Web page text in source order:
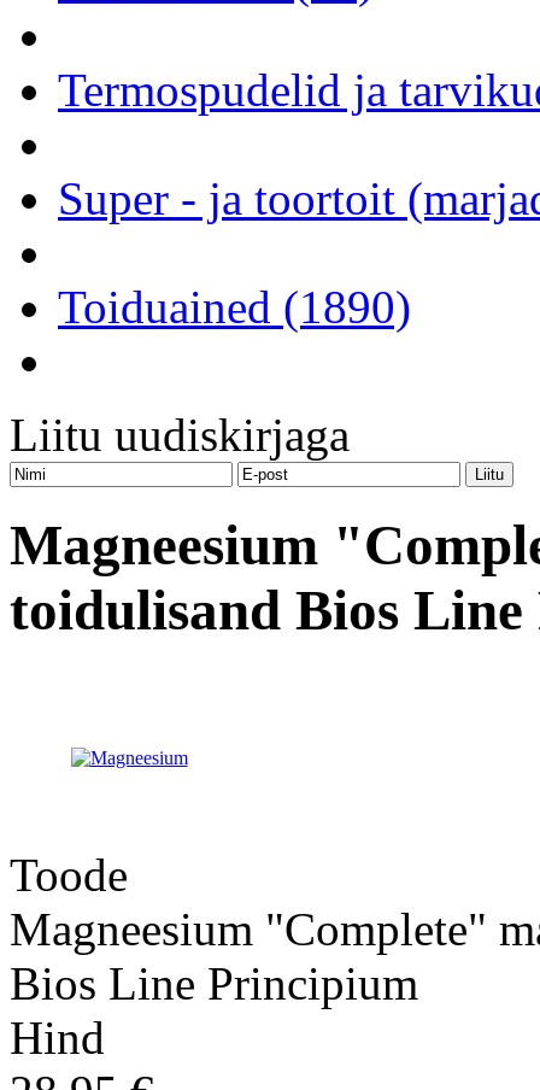
Termospudelid ja
Super - ja toortoit
Toiduained (1890)
Liitu uudiskirjaga
Magneesium
toidulisand Bios
Toode
Magneesium "Complete"
Bios Line Principium
Hind